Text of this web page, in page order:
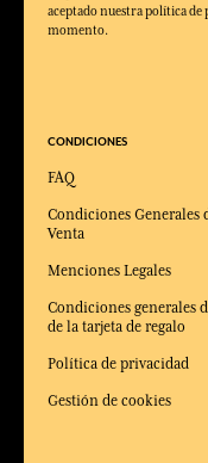
aceptado nuestra política de
momento.
CONDICIONES
FAQ
Condiciones Generales
Venta
Menciones Legales
Condiciones generales
de la tarjeta de regalo
Política de privacidad
Gestión de cookies